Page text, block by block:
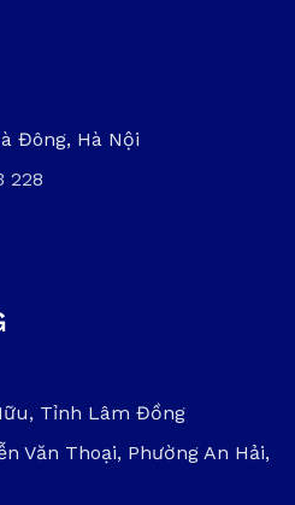
Đông, Hà Nội
228
Tỉnh Lâm Đồng
Văn Thoại, Phường An Hải,